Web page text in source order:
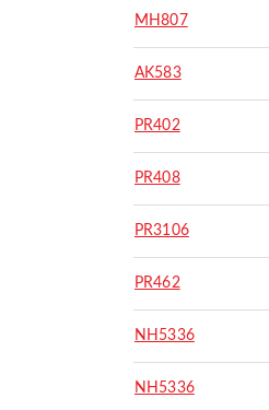
MH807
AK583
PR402
PR408
PR3106
PR462
NH5336
NH5336